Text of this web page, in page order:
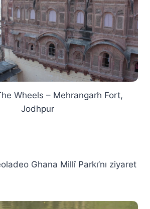
Wheels – Mehrangarh Fort,
Jodhpur
Ghana Millî Parkı’nı ziyaret